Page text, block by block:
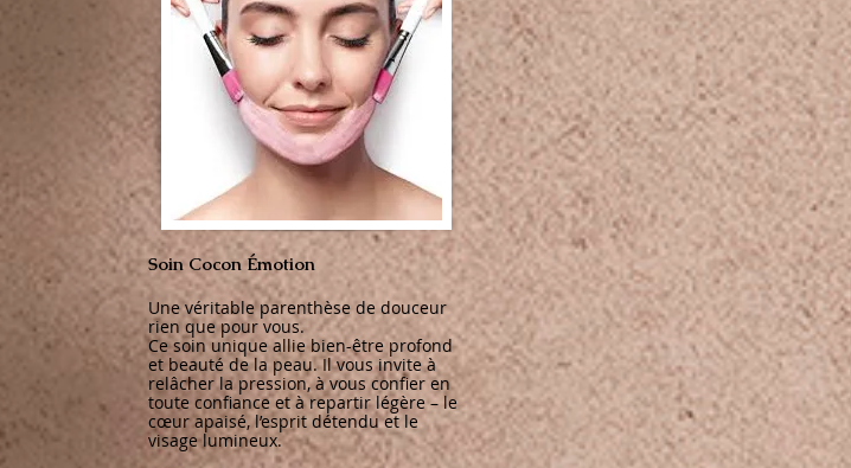
Soin Cocon Émotion
Une véritable parenthèse de douceur
rien que pour vous.
Ce soin unique allie bien-être profond
et beauté de la peau. Il vous invite à
relâcher la pression, à vous confier en
toute confiance et à repartir légère – le
cœur apaisé, l’esprit détendu et le
visage lumineux.